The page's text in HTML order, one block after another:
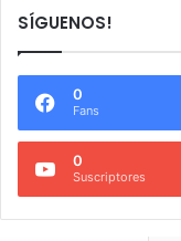
SÍGUENOS!
0
Fans
0
Suscriptores